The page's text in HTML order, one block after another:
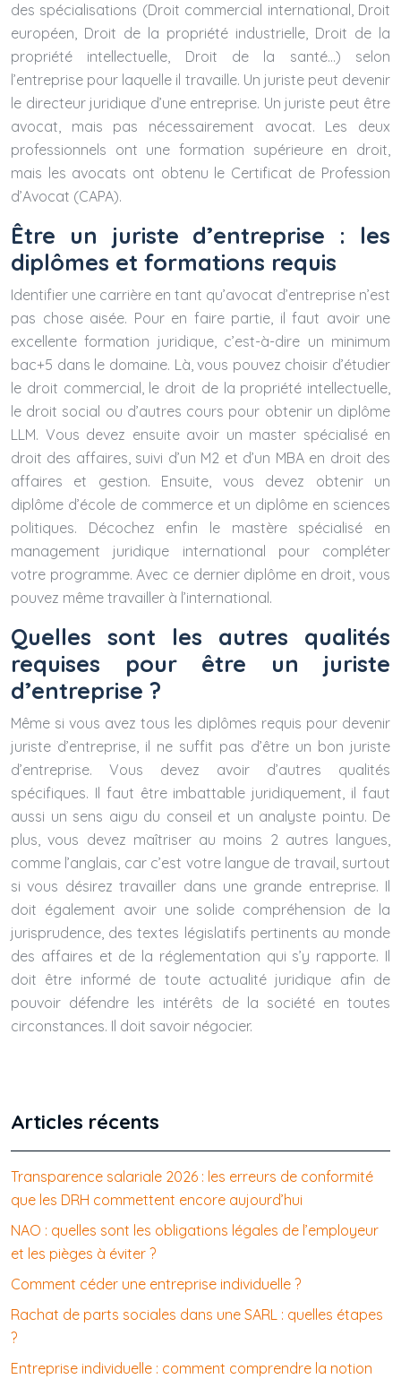
des spécialisations (Droit commercial international, Droit
européen, Droit de la propriété industrielle, Droit de la
propriété intellectuelle, Droit de la santé…) selon
l’entreprise pour laquelle il travaille. Un juriste peut devenir
le directeur juridique d’une entreprise. Un juriste peut être
avocat, mais pas nécessairement avocat. Les deux
professionnels ont une formation supérieure en droit,
mais les avocats ont obtenu le Certificat de Profession
d’Avocat (CAPA).
Être un juriste d’entreprise : les
diplômes et formations requis
Identifier une carrière en tant qu’avocat d’entreprise n’est
pas chose aisée. Pour en faire partie, il faut avoir une
excellente formation juridique, c’est-à-dire un minimum
bac+5 dans le domaine. Là, vous pouvez choisir d’étudier
le droit commercial, le droit de la propriété intellectuelle,
le droit social ou d’autres cours pour obtenir un diplôme
LLM. Vous devez ensuite avoir un master spécialisé en
droit des affaires, suivi d’un M2 et d’un MBA en droit des
affaires et gestion. Ensuite, vous devez obtenir un
diplôme d’école de commerce et un diplôme en sciences
politiques. Décochez enfin le mastère spécialisé en
management juridique international pour compléter
votre programme. Avec ce dernier diplôme en droit, vous
pouvez même travailler à l’international.
Quelles sont les autres qualités
requises pour être un juriste
d’entreprise ?
Même si vous avez tous les diplômes requis pour devenir
juriste d’entreprise, il ne suffit pas d’être un bon juriste
d’entreprise. Vous devez avoir d’autres qualités
spécifiques. Il faut être imbattable juridiquement, il faut
aussi un sens aigu du conseil et un analyste pointu. De
plus, vous devez maîtriser au moins 2 autres langues,
comme l’anglais, car c’est votre langue de travail, surtout
si vous désirez travailler dans une grande entreprise. Il
doit également avoir une solide compréhension de la
jurisprudence, des textes législatifs pertinents au monde
des affaires et de la réglementation qui s’y rapporte. Il
doit être informé de toute actualité juridique afin de
pouvoir défendre les intérêts de la société en toutes
circonstances. Il doit savoir négocier.
Articles récents
Transparence salariale 2026 : les erreurs de conformité
que les DRH commettent encore aujourd’hui
NAO : quelles sont les obligations légales de l’employeur
et les pièges à éviter ?
Comment céder une entreprise individuelle ?
Rachat de parts sociales dans une SARL : quelles étapes
?
Entreprise individuelle : comment comprendre la notion